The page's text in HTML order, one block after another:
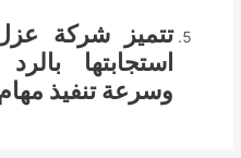
تتميز شركة
استجابتها
وسرعة تنفيذ